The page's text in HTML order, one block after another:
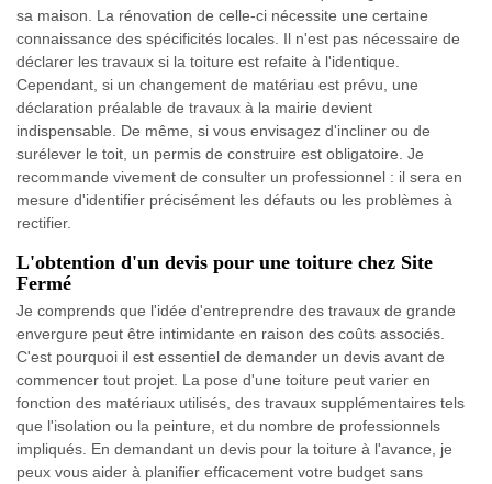
sa maison. La rénovation de celle-ci nécessite une certaine
connaissance des spécificités locales. Il n'est pas nécessaire de
déclarer les travaux si la toiture est refaite à l'identique.
Cependant, si un changement de matériau est prévu, une
déclaration préalable de travaux à la mairie devient
indispensable. De même, si vous envisagez d'incliner ou de
surélever le toit, un permis de construire est obligatoire. Je
recommande vivement de consulter un professionnel : il sera en
mesure d'identifier précisément les défauts ou les problèmes à
rectifier.
L'obtention d'un devis pour une toiture chez Site
Fermé
Je comprends que l'idée d'entreprendre des travaux de grande
envergure peut être intimidante en raison des coûts associés.
C'est pourquoi il est essentiel de demander un devis avant de
commencer tout projet. La pose d'une toiture peut varier en
fonction des matériaux utilisés, des travaux supplémentaires tels
que l'isolation ou la peinture, et du nombre de professionnels
impliqués. En demandant un devis pour la toiture à l'avance, je
peux vous aider à planifier efficacement votre budget sans